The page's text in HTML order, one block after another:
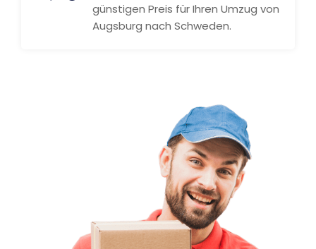
günstigen Preis für Ihren Umzug von
Augsburg nach Schweden.